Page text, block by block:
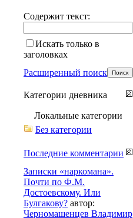
Содержит текст:
Искать только в
заголовках
Расширенный поиск
Категории дневника
Локальные категории
Без категории
Последние комментарии
Записки «наркомана».
Почти по Ф.М.
Достоевскому. Или
Булгакову? автор:
Черномашенцев Владимир